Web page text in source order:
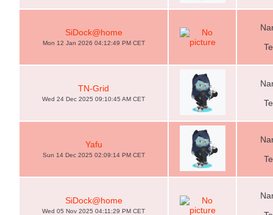
SiDock@home
Mon 12 Jan 2026 04:12:49 PM CET
TN-Grid
Wed 24 Dec 2025 09:10:45 AM CET
Yafu
Sun 14 Dec 2025 02:09:14 PM CET
SiDock@home
Wed 05 Nov 2025 04:11:29 PM CET